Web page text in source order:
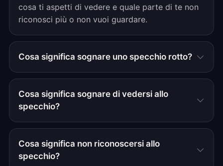
cosa ti aspetti di vedere e quale parte di te non
riconosci più o non vuoi guardare.
Cosa significa sognare uno specchio rotto?
Cosa significa sognare di vedersi allo
specchio?
Cosa significa non riconoscersi allo
specchio?